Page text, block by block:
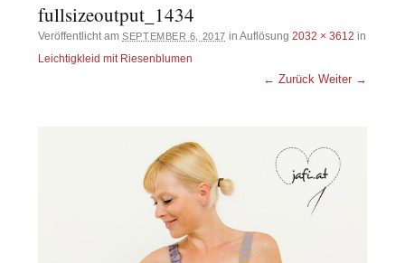
fullsizeoutput_1434
Veröffentlicht amSEPTEMBER 6, 2017 in Auflösung 2032 × 3612 in
Leichtigkleid mit Riesenblumen
← Zurück Weiter →